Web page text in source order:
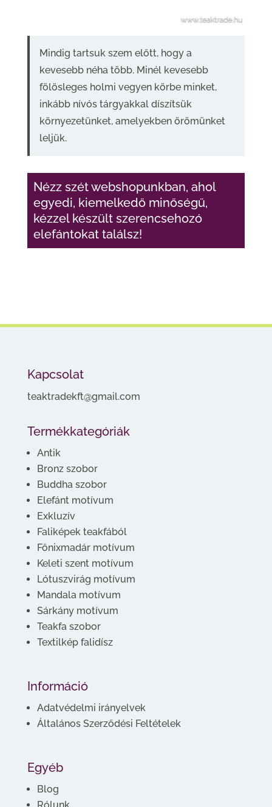
Mindig tartsuk szem előtt, hogy a
kevesebb néha több. Minél kevesebb
fölösleges holmi vegyen körbe minket,
inkább nívós tárgyakkal díszítsük
környezetünket, amelyekben örömünket
leljük.
Nézz szét webshopunkban, ahol
egyedi, kiemelkedő minőségű,
kézzel készült szerencsehozó
elefántokat találsz!
Kapcsolat
teaktradekft@gmail.com
Termékkategóriák
Antik
Bronz szobor
Buddha szobor
Elefánt motívum
Exkluzív
Faliképek teakfából
Főnixmadár motívum
Keleti szent motívum
Lótuszvirág motívum
Mandala motívum
Sárkány motívum
Teakfa szobor
Textilkép falidísz
Információ
Adatvédelmi irányelvek
Általános Szerződési Feltételek
Egyéb
Blog